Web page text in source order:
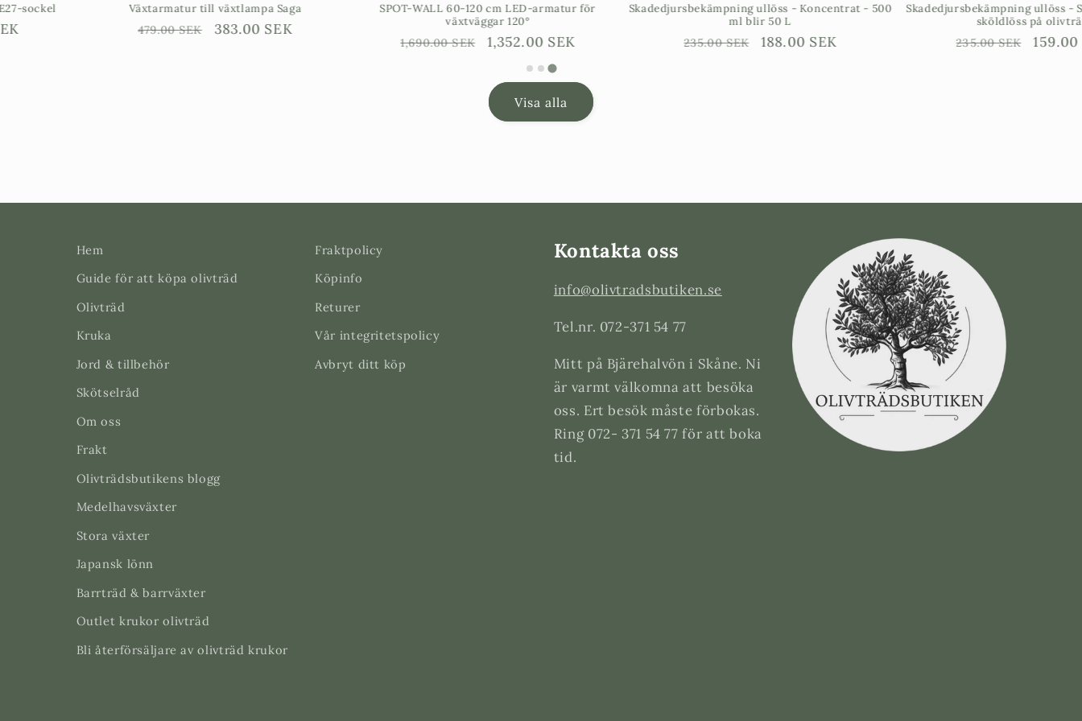
Växtarmatur till växtlampa Saga
Försäljningspris
383.00 SEK
SPOT-WALL 60-120 cm LED-armatur för
växtväggar 120°
Försäljningspris
1,352.00 SEK
Skadedjursbekämpning ullöss - Koncentrat - 500
Försäljningspris
188.00 SEK
Skadedjursbekämpning ullöss - Spray mot ull &
sköldlöss på olivträd
Försäljningspris
159.00 SEK
Visa alla
Hem
Guide för att köpa olivträd
Olivträd
Kruka
Jord & tillbehör
Skötselråd
Om oss
Frakt
Olivträdsbutikens blogg
Medelhavsväxter
Stora växter
Japansk lönn
Barrträd & barrväxter
Outlet krukor olivträd
Bli återförsäljare av olivträd krukor
Fraktpolicy
Köpinfo
Returer
Vår integritetspolicy
Avbryt ditt köp
Kontakta oss
info@olivtradsbutiken.se
Tel.nr. 072-371 54 77
Mitt på Bjärehalvön i Skåne. Ni
är varmt välkomna att besöka
oss. Ert besök måste förbokas.
Ring 072- 371 54 77 för att boka
tid.